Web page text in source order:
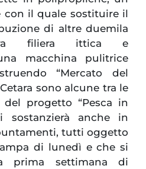
con il quale sostituire il
di altre duemila
filiera ittica e
macchina pulitrice
“Mercato del
sono alcune tra le
progetto “Pesca in
sostanzierà anche in
tutti oggetto
di lunedì e che si
prima settimana di